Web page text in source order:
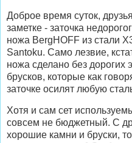
Доброе время суток,
заметке - заточка
ножа BergHOFF из стали
Santoku. Само лезвие,
ножа сделано без
брусков, которые как
заточке осилят любую
Хотя и сам сет
совсем не бюджетный. С
хорошие камни и бруски,